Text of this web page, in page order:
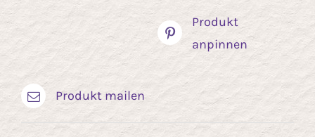
Produkt
anpinnen
Produkt mailen